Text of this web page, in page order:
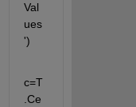
Val
ues
')
c=T
.Ce